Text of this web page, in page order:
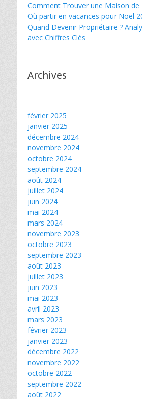
Comment Trouver une Maison de
Où partir en vacances pour Noël
Quand Devenir Propriétaire ?
avec Chiffres Clés
Archives
février 2025
janvier 2025
décembre 2024
novembre 2024
octobre 2024
septembre 2024
août 2024
juillet 2024
juin 2024
mai 2024
mars 2024
novembre 2023
octobre 2023
septembre 2023
août 2023
juillet 2023
juin 2023
mai 2023
avril 2023
mars 2023
février 2023
janvier 2023
décembre 2022
novembre 2022
octobre 2022
septembre 2022
août 2022